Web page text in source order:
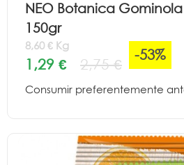
NEO Botanica Gominola
150gr
8,60 € Kg
1,29 € 2,75 €
-53%
Consumir preferentemente